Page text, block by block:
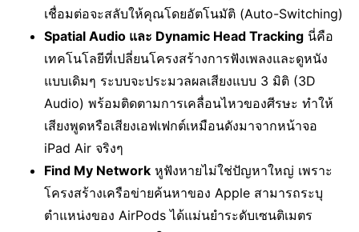
เชื่อมต่อจะสลับให้คุณโดยอัตโนมัติ (Auto-Switching)
Spatial Audio และ Dynamic Head Tracking นี่คือ
เทคโนโลยีที่เปลี่ยนโครงสร้างการฟังเพลงและดูหนัง
แบบเดิมๆ ระบบจะประมวลผลเสียงแบบ 3 มิติ (3D
Audio) พร้อมติดตามการเคลื่อนไหวของศีรษะ ทำให้
เสียงพูดหรือเสียงเอฟเฟกต์เหมือนดังมาจากหน้าจอ
iPad Air จริงๆ
Find My Network หูฟังหายไม่ใช่ปัญหาใหญ่ เพราะ
โครงสร้างเครือข่ายค้นหาของ Apple สามารถระบุ
ตำแหน่งของ AirPods ได้แม่นยำระดับเซนติเมตร